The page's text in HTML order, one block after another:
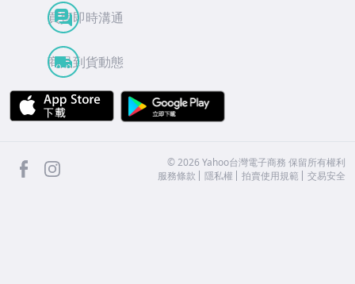
買賣即時溝通
商品到貨動態
APP Store
facebook ©2026 Yahoo台灣電子商務 保留所有權利
服務條款
隱私權 拍賣使用規範 交易安全